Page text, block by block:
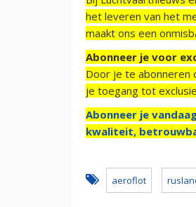
het leveren van het
maakt ons een
Abonneer je voor
Door je te abonneren
je toegang tot
Abonneer je
kwaliteit,
aeroflot